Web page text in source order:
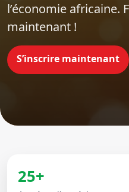
l’économie africaine.
maintenant !
S’inscrire maintenant
25+